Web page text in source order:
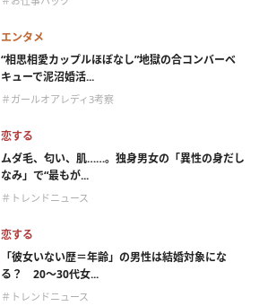
エンタメ
“相思相愛カップルほぼなし”地獄の合コンバーベ
キューで泥沼婚活...
＃ガールオアレディ3考察
恋する
ムダ毛、匂い、肌……。独身男女の「異性の身だし
なみ」で“最もが...
＃トレンドニュース
恋する
「彼女いない歴＝年齢」の男性は結婚対象にな
る？ 20〜30代女...
＃トレンドニュース